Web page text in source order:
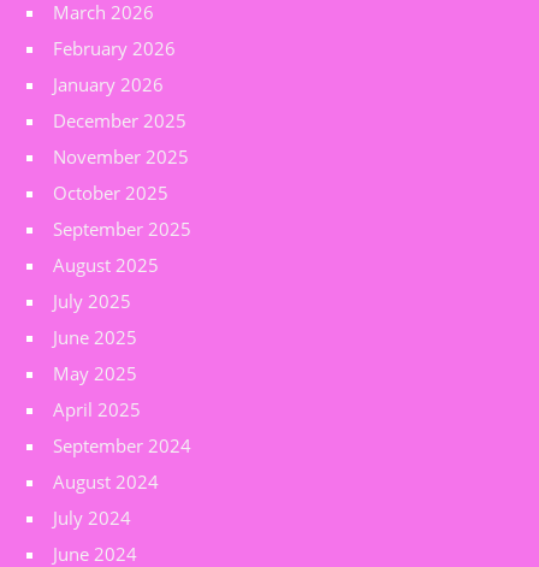
March 2026
February 2026
January 2026
December 2025
November 2025
October 2025
September 2025
August 2025
July 2025
June 2025
May 2025
April 2025
September 2024
August 2024
July 2024
June 2024